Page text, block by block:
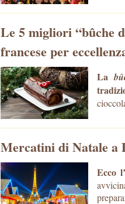
Le 5 migliori “bûche
francese per
La
Mercatini di Natale a
Ecco